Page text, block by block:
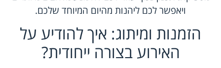
ויאפשר לכם ליהנות מהיום המיוחד שלכם.
הזמנות ומיתוג: איך להודיע על
האירוע בצורה ייחודית?